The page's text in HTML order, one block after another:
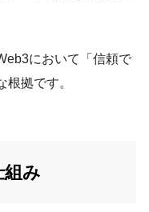
において「信頼で
拠です。
み